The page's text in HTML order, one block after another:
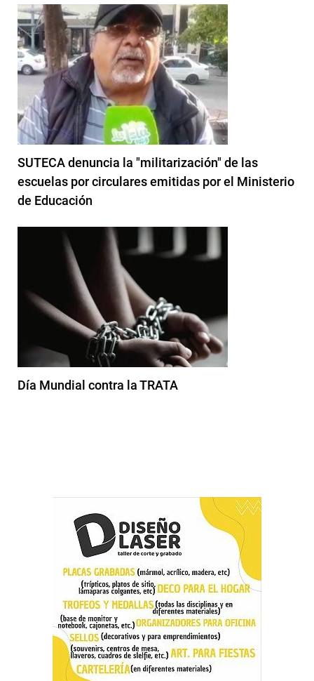
SUTECA denuncia la "militarización" de las
escuelas por circulares emitidas por el Ministerio
de Educación
Día Mundial contra la TRATA